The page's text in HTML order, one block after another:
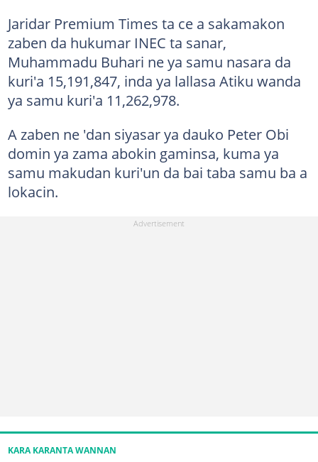
Jaridar Premium Times ta ce a sakamakon
zaben da hukumar INEC ta sanar,
Muhammadu Buhari ne ya samu nasara da
kuri'a 15,191,847, inda ya lallasa Atiku wanda
ya samu kuri'a 11,262,978.
A zaben ne 'dan siyasar ya dauko Peter Obi
domin ya zama abokin gaminsa, kuma ya
samu makudan kuri'un da bai taba samu ba a
lokacin.
KARA KARANTA WANNAN